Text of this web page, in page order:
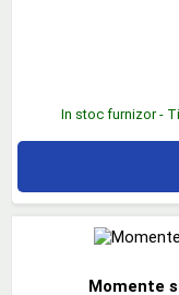
In stoc furnizor -
Momente